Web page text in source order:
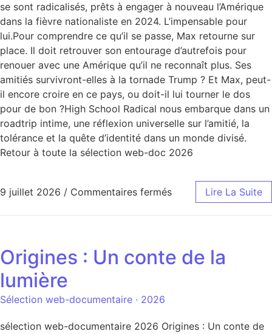
se sont radicalisés, prêts à engager à nouveau l’Amérique
dans la fièvre nationaliste en 2024. L’impensable pour
lui.Pour comprendre ce qu’il se passe, Max retourne sur
place. Il doit retrouver son entourage d’autrefois pour
renouer avec une Amérique qu’il ne reconnaît plus. Ses
amitiés survivront-elles à la tornade Trump ? Et Max, peut-
il encore croire en ce pays, ou doit-il lui tourner le dos
pour de bon ?High School Radical nous embarque dans un
roadtrip intime, une réflexion universelle sur l’amitié, la
tolérance et la quête d’identité dans un monde divisé.
Retour à toute la sélection web-doc 2026
9 juillet 2026 / Commentaires fermés Lire La Suite
Origines : Un conte de la
lumière
Sélection web-documentaire · 2026
sélection web-documentaire 2026 Origines : Un conte de